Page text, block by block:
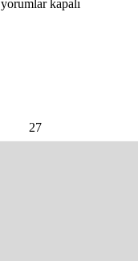
yorumlar kapalı
27